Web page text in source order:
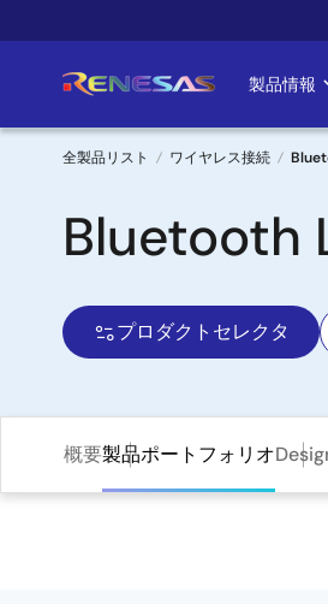
イ
ン
製品情報
パ
ン
く
ず
全製品リスト ワイヤレス接続
Bluetooth
プロダクトセレクタ
概要製品ポートフォリオ